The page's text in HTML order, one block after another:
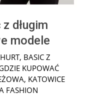
długim
modele
, BASIC Z
KUPOWAĆ
, KATOWICE
FASHION